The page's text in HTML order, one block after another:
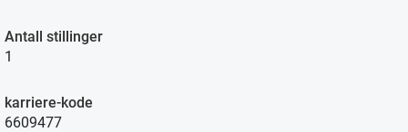
Antall stillinger
1
karriere-kode
6609477